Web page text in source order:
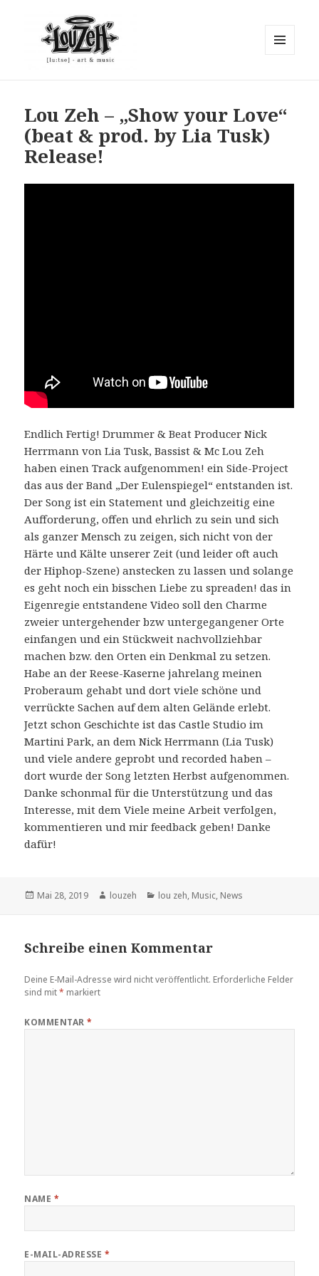
Lou Zeh – „Show your Love“
(beat & prod. by Lia Tusk)
Release!
Endlich Fertig! Drummer & Beat Producer Nick
Herrmann von Lia Tusk, Bassist & Mc Lou Zeh
haben einen Track aufgenommen! ein Side-Project
das aus der Band „Der Eulenspiegel“ entstanden ist.
Der Song ist ein Statement und gleichzeitig eine
Aufforderung, offen und ehrlich zu sein und sich
als ganzer Mensch zu zeigen, sich nicht von der
Härte und Kälte unserer Zeit (und leider oft auch
der Hiphop-Szene) anstecken zu lassen und solange
es geht noch ein bisschen Liebe zu spreaden! das in
Eigenregie entstandene Video soll den Charme
zweier untergehender bzw untergegangener Orte
einfangen und ein Stückweit nachvollziehbar
machen bzw. den Orten ein Denkmal zu setzen.
Habe an der Reese-Kaserne jahrelang meinen
Proberaum gehabt und dort viele schöne und
verrückte Sachen auf dem alten Gelände erlebt.
Jetzt schon Geschichte ist das Castle Studio im
Martini Park, an dem Nick Herrmann (Lia Tusk)
und viele andere geprobt und recorded haben –
dort wurde der Song letzten Herbst aufgenommen.
Danke schonmal für die Unterstützung und das
Interesse, mit dem Viele meine Arbeit verfolgen,
kommentieren und mir feedback geben! Danke
dafür!
Veröffentlicht
Mai 28, 2019 Autor
louzeh Kategorien
lou zeh, Music, News
Schreibe einen Kommentar
Deine E-Mail-Adresse wird nicht veröffentlicht. Erforderliche Felder
sind mit* markiert
KOMMENTAR*
NAME *
E-MAIL-ADRESSE *